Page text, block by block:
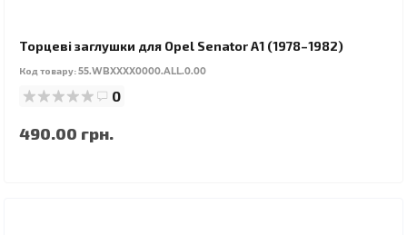
Торцеві заглушки для Opel Senator A1 (1978–1982)
Код товару:55.WBXXXX0000.ALL.0.00
0
490.00 грн.